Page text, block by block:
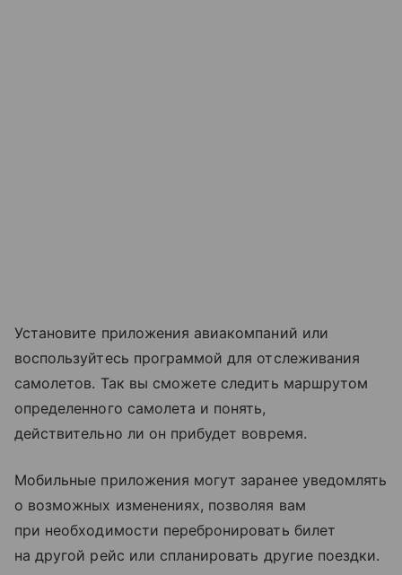
Установите приложения авиакомпаний или
воспользуйтесь программой для отслеживания
самолетов. Так вы сможете следить маршрутом
определенного самолета и понять,
действительно ли он прибудет вовремя.
Мобильные приложения могут заранее уведомлять
о возможных изменениях, позволяя вам
при необходимости перебронировать билет
на другой рейс или спланировать другие поездки.